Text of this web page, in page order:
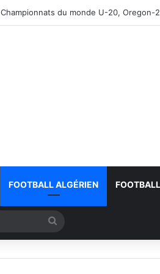
Championnats du monde U-20, Oregon-
FOOTBALL ALGÉRIEN